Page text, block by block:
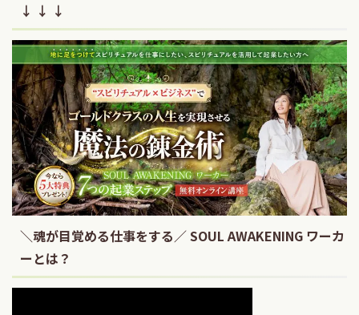
↓ ↓ ↓
＼魂が目覚める仕事をする／ SOUL AWAKENING ワーカ
ーとは？